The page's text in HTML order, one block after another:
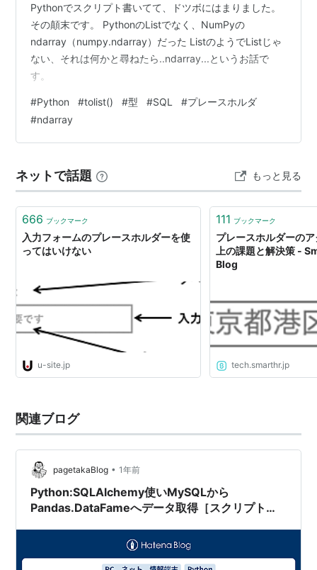
Pythonでスクリプト書いてて、ドツボにはまりました。
その顛末です。 PythonのListでなく、NumPyの
ndarray（numpy.ndarray）だった ListのようでListじゃ
ない、それは何かと尋ねたら..ndarray...というお話で
す。
#Python #tolist() #型 #SQL #プレースホルダ
#ndarray
ネットで話題 もっと見る
666 ブックマーク
入力フォームのプレースホルダーを使
ってはいけない
u-site.jp
111 ブックマーク
プレースホルダーの
上の課題と解決策 -
Blog
tech.smarthr.jp
関連ブログ
pagetakaBlog • 1年前
Python:SQLAlchemy使いMySQLから
Pandas.DataFameへデータ取得［スクリプト